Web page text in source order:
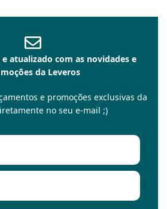
atualizado com as novidades e
da Leveros
e promoções exclusivas da
no seu e-mail ;)